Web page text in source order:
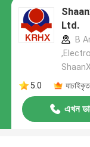
Ltd.
B
5.0
এখন